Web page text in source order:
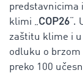
predstavnicima
klimi „COP26
zaštitu klime i u
odluku o
preko 100